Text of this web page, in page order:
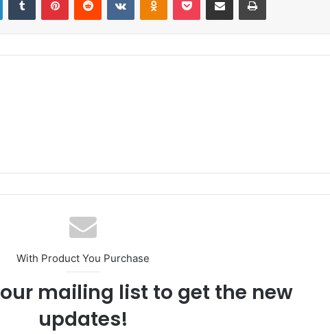
With Product You Purchase
mailing list to get the new
updates!